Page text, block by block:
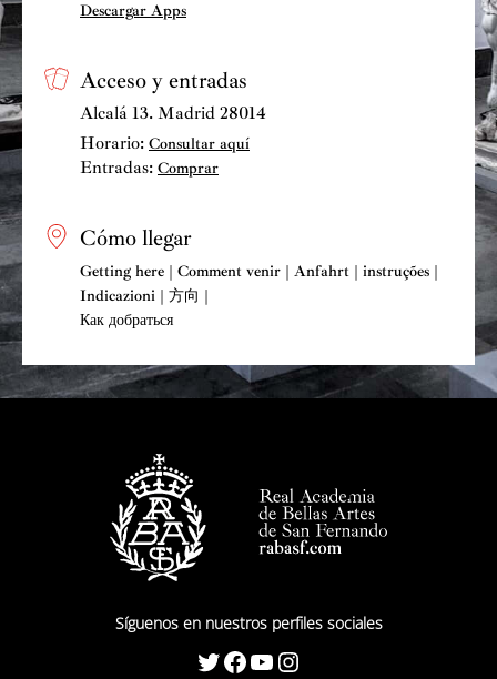
Descargar Apps
Acceso y entradas
Alcalá 13. Madrid 28014
Horario: Consultar aquí
Entradas: Comprar
Cómo llegar
Getting here | Comment venir | Anfahrt | instruções |
Indicazioni | 方向 |
Как добраться
Síguenos en nuestros perfiles sociales
Twitter Facebook YouTube Instagram